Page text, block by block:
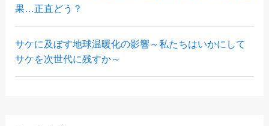
果…正直どう？
サケに及ぼす地球温暖化の影響～私たちはいかにして
サケを次世代に残すか～